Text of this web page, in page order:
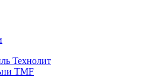
Технолит
TMF